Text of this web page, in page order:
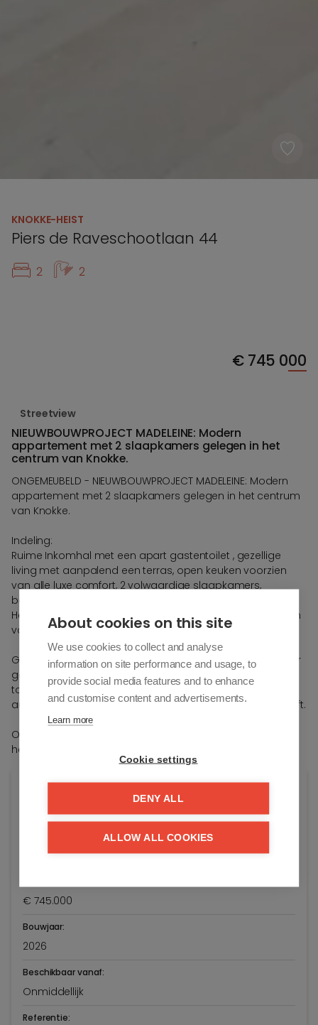
KNOKKE-HEIST
Piers de Raveschootlaan 44
2 2
€745 000
Streetview
NIEUWBOUWPROJECT MADELEINE: Modern
appartement met 2 slaapkamers gelegen in het
centrum van Knokke.
ONGEMEUBELD - NIEUWBOUWPROJECT MADELEINE: Modern
appartement met 2 slaapkamers gelegen in het centrum
van Knokke.
Indeling:
Ruime Inkomhal met een apart gastentoilet , gezellige
living met aanpalend een terras, open keuken voorzien
van alle luxe comfort, 2 volwaardige slaapkamers,
badkamer met douche en lavabo.
Het appartement werd reeds in zijn geheel geschilderd en
voorzien van verlichting.
Gemeenschappelijke fietsenberging in het gebouw, super
gemakkelijk toegankelijk op het gelijkvloers. Mogelijkheid
tot aankoop van: (1)Privatieve kelderberging - (2) Ruime
autostaanplaats te koop op -1 toegankelijk via een autolift.
Onmiddellijk beschikbaar.
herverkoop onder btw-stelsel - EPC in aanvraag.
Algemene info
Adres:
Piers de Raveschootlaan 44/21
Knokke-Heist
€ 745.000
Bouwjaar:
2026
Beschikbaar vanaf:
Onmiddellijk
Referentie:
About cookies on this site
We use cookies to collect and analyse
information on site performance and usage, to
provide social media features and to enhance
and customise content and advertisements.
Learn more
Cookie settings
DENY ALL
ALLOW ALL COOKIES